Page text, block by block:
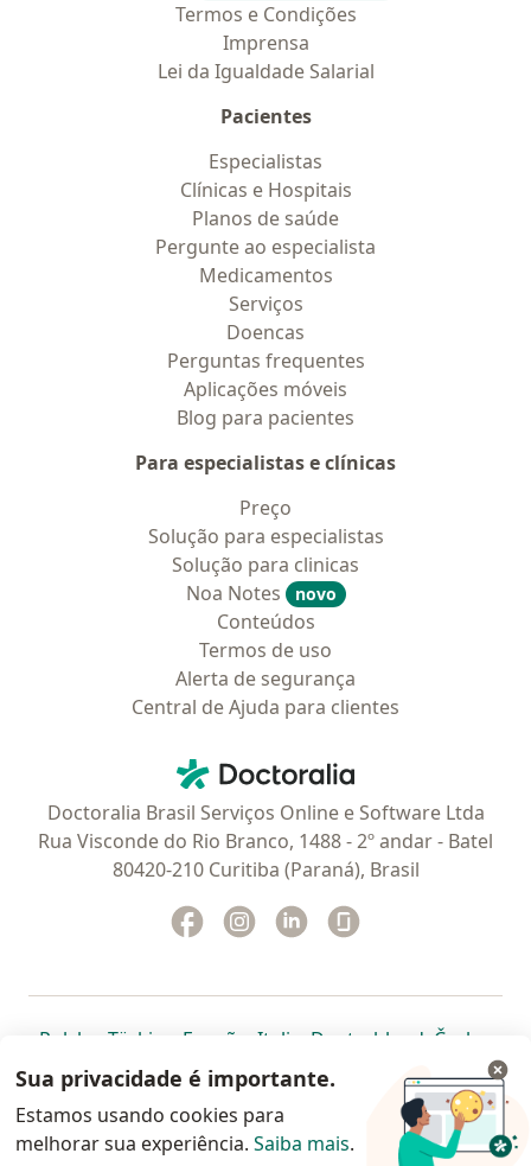
Termos e Condições
Imprensa
Lei da Igualdade Salarial
Pacientes
Especialistas
Clínicas e Hospitais
Planos de saúde
Pergunte ao especialista
Medicamentos
Serviços
Doencas
Perguntas frequentes
Aplicações móveis
Blog para pacientes
Para especialistas e clínicas
Preço
Solução para especialistas
Solução para clinicas
Noa Notes
novo
Conteúdos
Termos de uso
Alerta de segurança
Central de Ajuda para clientes
Doctoralia - Homepage
Doctoralia Brasil Serviços Online e Software Ltda
Rua Visconde do Rio Branco, 1488 - 2º andar - Batel
80420-210 Curitiba (Paraná), Brasil
Facebook
abre num novo separador
Instagram
abre num novo separador
Linkedin
abre num novo
Polska abre num novo separador
Türkiye abre num novo separador
España abre num novo separador
Italia abre num novo
Deutschlandabre num
Česko
Portugal abre num novo separador
, México abre num novo separador
, abre num novo separador
Brasil abre num novoabre num
abre
Colombia abre num novo
www.doctoralia.com.br © 2026 - Agende agora sua
Sua privacidade é importante.
Estamos usando cookies para
melhorar sua experiência. Saiba mais.